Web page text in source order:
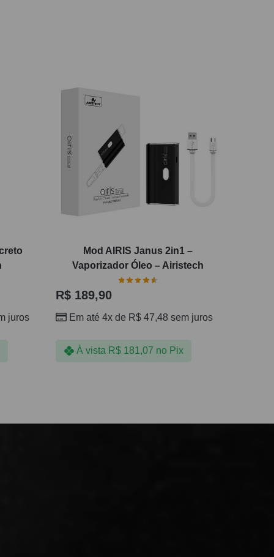
juros
Mod AIRIS Janus 2in1 –
Vaporizador Óleo – Airistech
R$189,90
Em até 4x de R$47,48 sem juros
À vista R$181,07 no Pix